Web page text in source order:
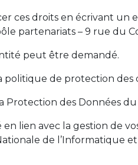
ces droits en écrivant un
partenariats – 9 rue du
peut être demandé.
politique de protection
Protection des Données du
lien avec la gestion de
de l’Informatique et